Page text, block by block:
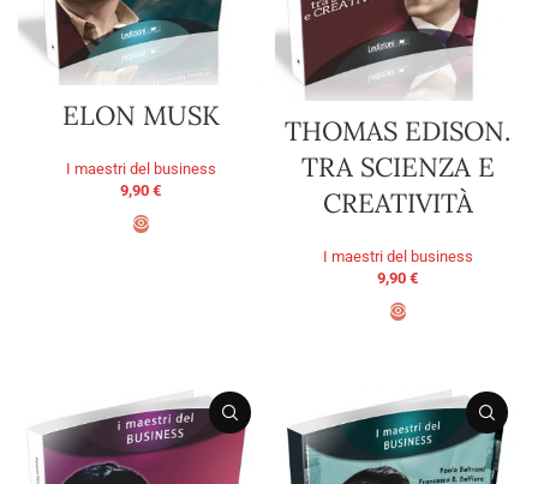
ELON MUSK
I maestri del business
9,90 €
THOMAS EDISON.
TRA SCIENZA E
CREATIVITÀ
I maestri del business
9,90 €